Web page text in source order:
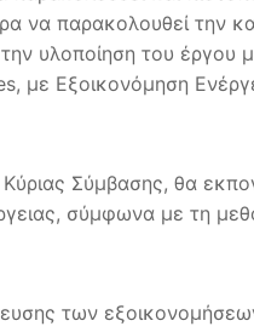
παρακολουθεί την
του έργου
Εξοικονόμηση
Σύμβασης, θα
σύμφωνα με τη
των